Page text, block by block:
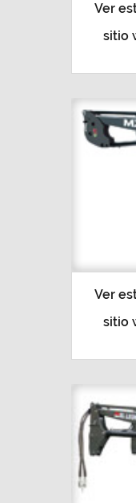
Ver
sitio
Ver
sitio